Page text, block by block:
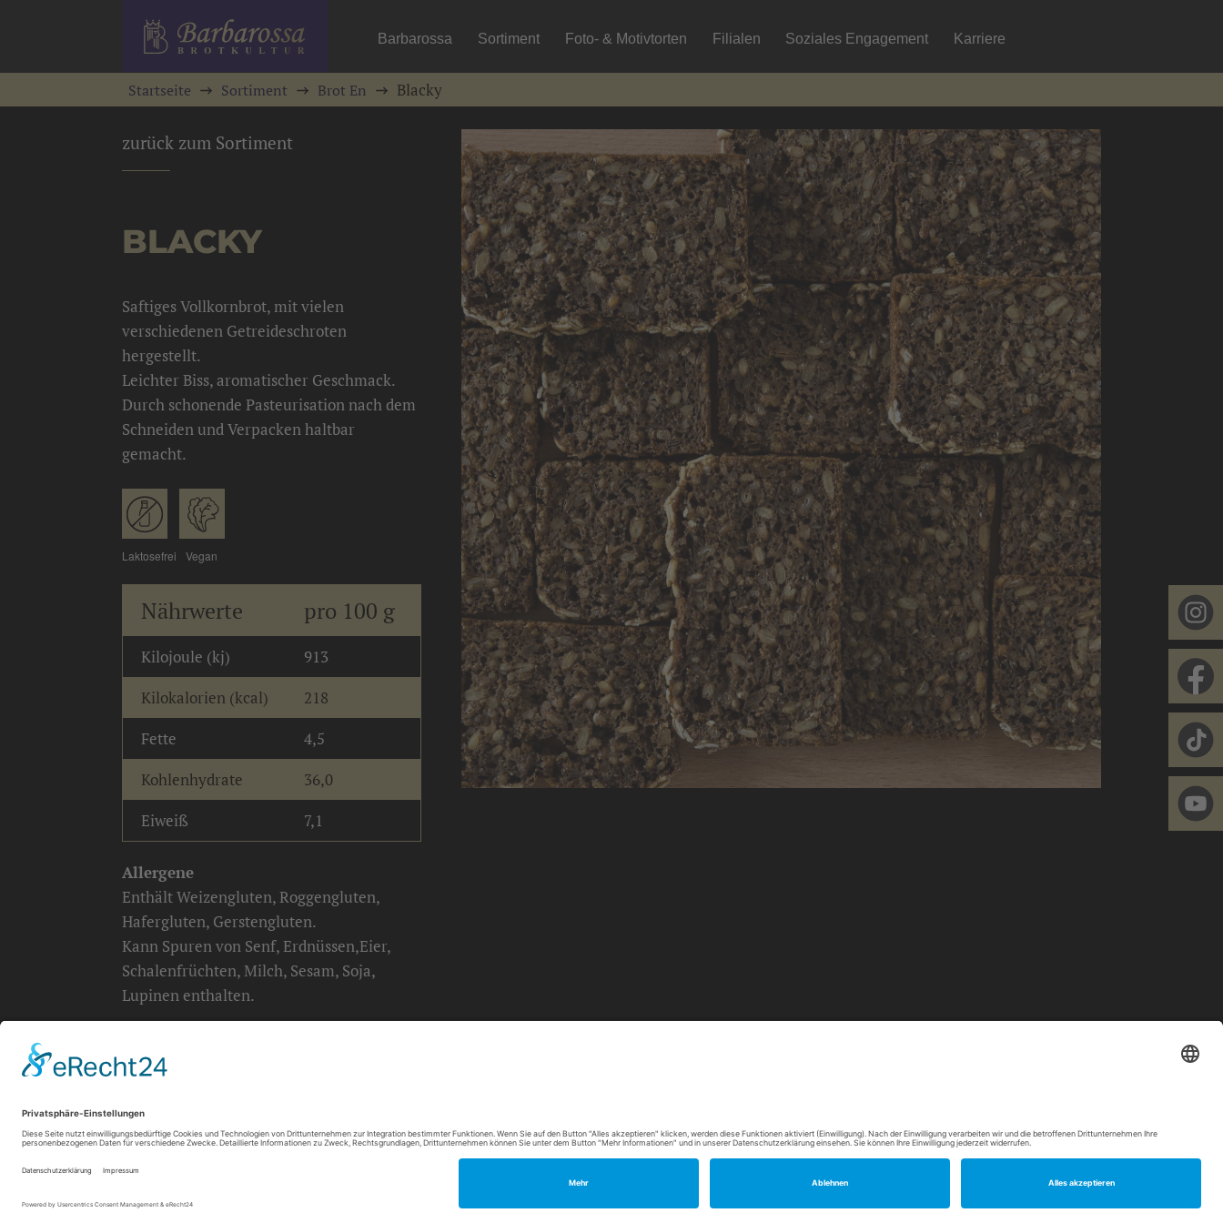
Barbarossa Sortiment Foto- & Motivtorten Filialen Soziales Engagement Karriere
Startseite Sortiment Brot En Blacky
zurück zum Sortiment
BLACKY
Saftiges Vollkornbrot, mit vielen
verschiedenen Getreideschroten
hergestellt.
Leichter Biss, aromatischer Geschmack.
Durch schonende Pasteurisation nach dem
Schneiden und Verpacken haltbar
gemacht.
Laktosefrei Vegan
Nährwerte pro 100 g
Kilojoule (kj)
913
Kilokalorien (kcal)
218
Fette
4,5
Kohlenhydrate
36,0
Eiweiß
7,1
Allergene
Enthält Weizengluten, Roggengluten,
Hafergluten, Gerstengluten.
Kann Spuren von Senf, Erdnüssen,Eier,
Schalenfrüchten, Milch, Sesam, Soja,
Lupinen enthalten.
info@barbarossa-baeckerei.de © 2026 Barbarossa Bäckerei Datenschutz Impressum AGB